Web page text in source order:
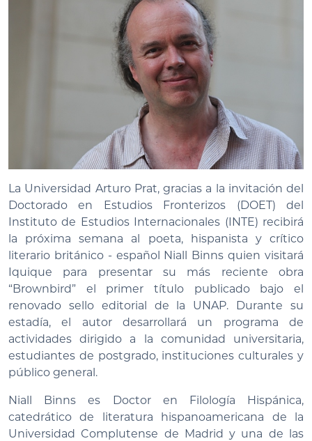
La Universidad Arturo Prat, gracias a la invitación del
Doctorado en Estudios Fronterizos (DOET) del
Instituto de Estudios Internacionales (INTE) recibirá
la próxima semana al poeta, hispanista y crítico
literario británico - español Niall Binns quien visitará
Iquique para presentar su más reciente obra
“Brownbird” el primer título publicado bajo el
renovado sello editorial de la UNAP. Durante su
estadía, el autor desarrollará un programa de
actividades dirigido a la comunidad universitaria,
estudiantes de postgrado, instituciones culturales y
público general.
Niall Binns es Doctor en Filología Hispánica,
catedrático de literatura hispanoamericana de la
Universidad Complutense de Madrid y una de las